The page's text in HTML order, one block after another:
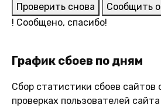
Проверить снова
Сообщить
! Сообщено, спасибо!
График сбоев по дням
Сбор статистики сбоев сайтов
проверках пользователей